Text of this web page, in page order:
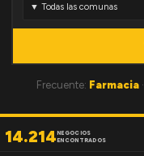
Frecuente: Farmacia ·
14.214NEGOCIOS
ENCONTRADOS